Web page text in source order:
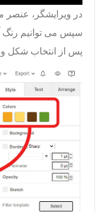
در ویرایشگر، عنصر
سپس می توانیم رنگ
پس از انتخاب شکل و